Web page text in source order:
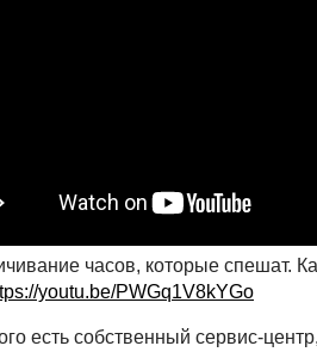
часов, которые спешат.
youtu.be/PWGq1V8kYGo
есть собственный сервис-